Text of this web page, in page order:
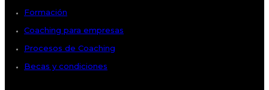
Formación
Coaching para empresas
Procesos de Coaching
Becas y condiciones